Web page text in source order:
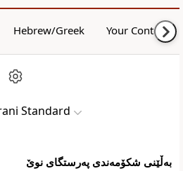
Hebrew/Greek Your Content
Standard
بەڵێنی شکۆمەندی پەرستگای نوێ